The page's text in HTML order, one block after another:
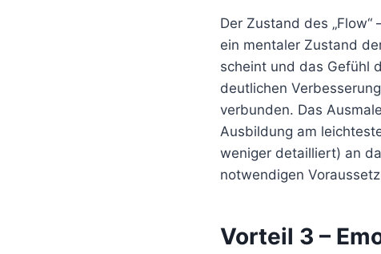
Der Zustand des
ein mentaler Zustand
scheint und das Gefühl
deutlichen
verbunden. Das
Ausbildung am
weniger detailliert) an
notwendigen
Vorteil 3 –